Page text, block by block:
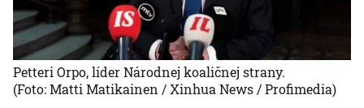
Petteri Orpo, líder Národnej koaličnej strany.
(Foto: Matti Matikainen / Xinhua News / Profimedia)